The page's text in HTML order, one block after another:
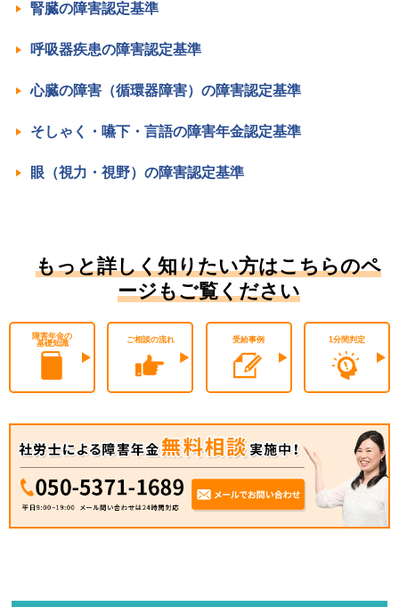
腎臓の障害認定基準
呼吸器疾患の障害認定基準
心臓の障害（循環器障害）の障害認定基準
そしゃく・嚥下・言語の障害年金認定基準
眼（視力・視野）の障害認定基準
もっと詳しく知りたい方はこちらのペ
ージもご覧ください
障害年金の
基礎知識
ご相談の流れ 受給事例 1分間判定